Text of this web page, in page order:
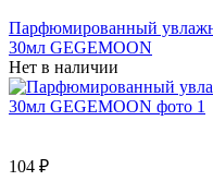
Парфюмированный
30мл GEGEMOON
Нет в наличии
104 ₽